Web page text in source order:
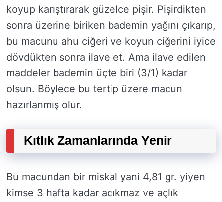
koyup karıştırarak güzelce pişir. Pişirdikten
sonra üzerine biriken bademin yağını çıkarıp,
bu macunu ahu ciğeri ve koyun ciğerini iyice
dövdükten sonra ilave et. Ama ilave edilen
maddeler bademin üçte biri (3/1) kadar
olsun. Böylece bu tertip üzere macun
hazırlanmış olur.
Kıtlık Zamanlarında Yenir
Bu macundan bir miskal yani 4,81 gr. yiyen
kimse 3 hafta kadar acıkmaz ve açlık